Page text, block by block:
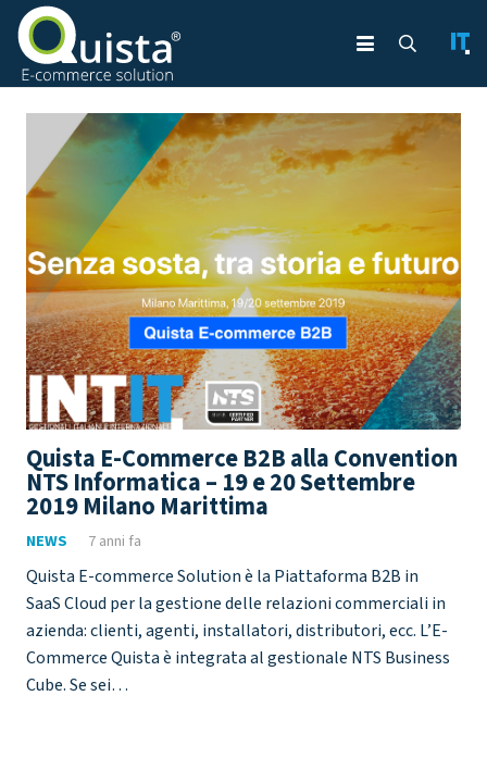
Quista E-Commerce B2B alla Convention
NTS Informatica – 19 e 20 Settembre
2019 Milano Marittima
NEWS 7 anni fa
Quista E-commerce Solution è la Piattaforma B2B in
SaaS Cloud per la gestione delle relazioni commerciali in
azienda: clienti, agenti, installatori, distributori, ecc. L’E-
Commerce Quista è integrata al gestionale NTS Business
Cube. Se sei…